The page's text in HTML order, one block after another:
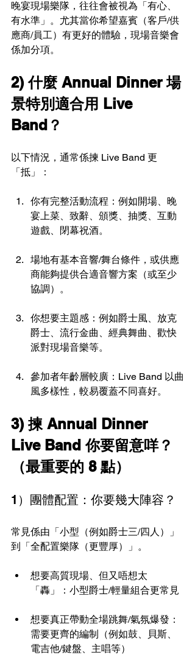
晚宴現場樂隊，往往會被視為「有心、
有水準」。尤其當你希望嘉賓（客戶/供
應商/員工）有更好的體驗，現場音樂會
係加分項。
2) 什麼 Annual Dinner 場
景特別適合用 Live
Band？
以下情況，通常係揀 Live Band 更
「抵」：
你有完整活動流程：例如開場、晚
宴上菜、致辭、頒獎、抽獎、互動
遊戲、閉幕祝酒。
場地有基本音響/舞台條件，或供應
商能夠提供合適音響方案（或至少
協調）。
你想要主題感：例如爵士風、放克
爵士、流行金曲、經典舞曲、歡快
派對現場音樂等。
參加者年齡層較廣：Live Band 以曲
風多樣性，較易覆蓋不同喜好。
3) 揀 Annual Dinner
Live Band 你要留意咩？
（最重要的 8 點）
1）團體配置：你要幾大陣容？
常見係由「小型（例如爵士三/四人）」
到「全配置樂隊（更豐厚）」。
想要高質現場、但又唔想太
「轟」：小型爵士/輕量組合更常見
想要真正帶動全場跳舞/氣氛爆發：
需要更齊的編制（例如鼓、貝斯、
電吉他/鍵盤、主唱等）